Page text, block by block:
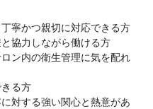
寧かつ親切に対応できる方
協力しながら働ける方
ン内の衛生管理に気を配れ
る方
対する強い関心と熱意があ